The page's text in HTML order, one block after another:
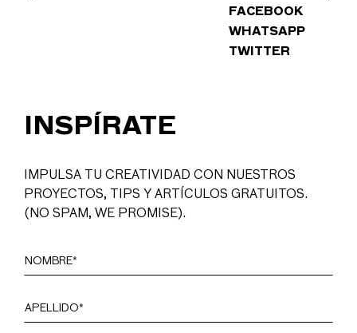
FACEBOOK
WHATSAPP
TWITTER
INSPÍRATE
IMPULSA TU CREATIVIDAD CON NUESTROS
PROYECTOS, TIPS Y ARTÍCULOS GRATUITOS.
(NO SPAM, WE PROMISE).